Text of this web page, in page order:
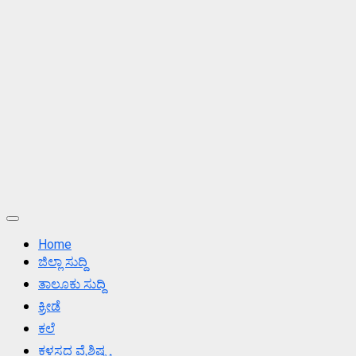
Primary
MenuHome
ಜಿಲ್ಲಾ ಸುದ್ದಿ
ತಾಲೂಕು ಸುದ್ದಿ
ಕ್ರೀಡೆ
ಕಲೆ
ಕಳಸದ ವೈಶಿಷ್ಟ್ಯ